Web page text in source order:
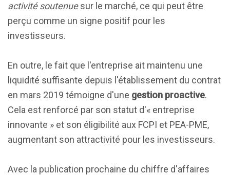
activité soutenuesur le marché, ce qui peut être
perçu comme un signe positif pour les
investisseurs.
En outre, le fait que l'entreprise ait maintenu une
liquidité suffisante depuis l'établissement du contrat
en mars 2019 témoigne d'une gestion proactive.
Cela est renforcé par son statut d'« entreprise
innovante » et son éligibilité aux FCPI et PEA-PME,
augmentant son attractivité pour les investisseurs.
Avec la publication prochaine du chiffre d'affaires